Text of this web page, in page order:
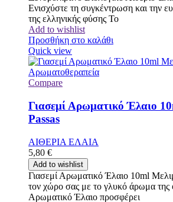
Ενισχύστε τη συγκέντρωση και την
της ελληνικής φύσης Το
Add to wishlist
Προσθήκη στο καλάθι
Quick view
Compare
Γιασεμί Αρωματικό Έλαιο
Passas
ΑΙΘΕΡΙΑ ΕΛΑΙΑ
5,80 €
Add to wishlist
Γιασεμί Αρωματικό Έλαιο 10ml
τον χώρο σας με το γλυκό άρωμα της
Αρωματικό Έλαιο προσφέρει